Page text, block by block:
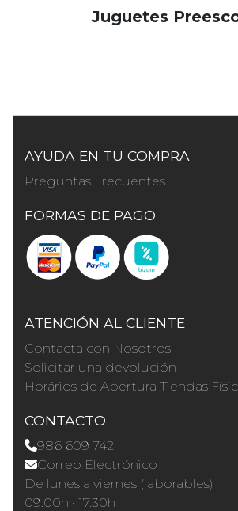
Juguetes
AYUDA EN TU COMPRA
Preguntas Frecuentes
FORMAS DE PAGO
ATENCIÓN AL CLIENTE
Contacta con Nosotros
Solicitar una devolución
Horários de Apertura Tiendas
CONTACTO
986 609 742
Correo Electrónico
De lunes a viernes (laborables)
09.00h · 17.30h